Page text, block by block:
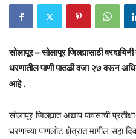
सोलापूर – सोलापूर जिल्ह्यासाठी
धरणातील पाणी पातळी वजा २७ वरून
आहे .
सोलापूर जिल्ह्यात अद्याप पावसाची
धरणाच्या पाणलोट क्षेत्रात मागील सहा